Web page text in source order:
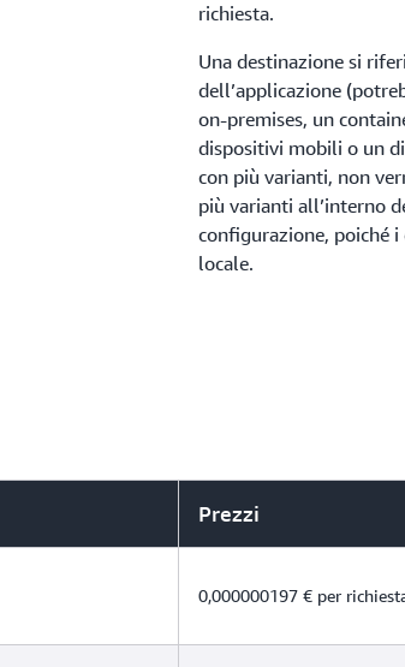
richiesta.
Una destinazione si
dell’applicazione
on-premises, un
dispositivi mobili o un
con più varianti, non
più varianti all’interno
configurazione, poiché
locale.
Prezzi
0,000000197 € per